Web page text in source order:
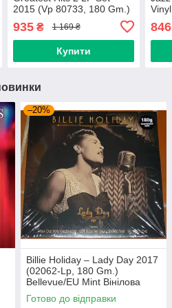
2015 (Vp 80733, 180 Gm.)
Вінілова платівка
935₴ 1 169 ₴
Купити
846
–20%
Billie Holiday – Lady Day 2017
(02062-Lp, 180 Gm.)
Bellevue/EU Mint Вінілова
платівка (art.238958)
Готово до відправки